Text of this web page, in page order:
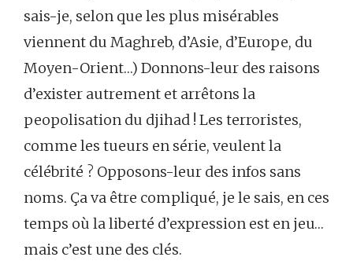
sais-je, selon que les plus misérables
viennent du Maghreb, d’Asie, d’Europe, du
Moyen-Orient…) Donnons-leur des raisons
d’exister autrement et arrêtons la
peopolisation du djihad ! Les terroristes,
comme les tueurs en série, veulent la
célébrité ? Opposons-leur des infos sans
noms. Ça va être compliqué, je le sais, en ces
temps où la liberté d’expression est en jeu…
mais c’est une des clés.